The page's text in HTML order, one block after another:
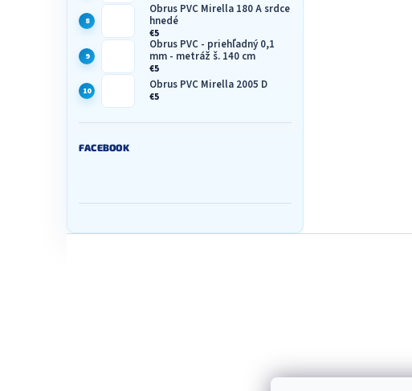
Obrus PVC Mirella 180 A srdce
hnedé
€5
Obrus PVC - priehľadný 0,1
mm - metráž š. 140 cm
€5
Obrus PVC Mirella 2005 D
€5
FACEBOOK